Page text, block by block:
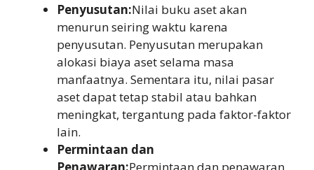
Penyusutan:Nilai buku aset akan
menurun seiring waktu karena
penyusutan. Penyusutan merupakan
alokasi biaya aset selama masa
manfaatnya. Sementara itu, nilai pasar
aset dapat tetap stabil atau bahkan
meningkat, tergantung pada faktor-faktor
lain.
Permintaan dan
Penawaran:Permintaan dan penawaran